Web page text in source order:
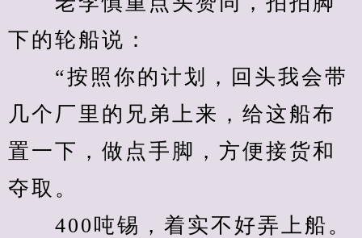
下的轮船说：
“按照你的计划，回头我会带
几个厂里的兄弟上来，给这船布
置一下，做点手脚，方便接货和
夺取。
400吨锡，着实不好弄上船。